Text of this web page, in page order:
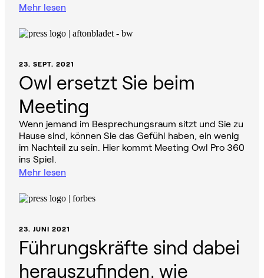
Mehr lesen
23. SEPT. 2021
Owl ersetzt Sie beim
Meeting
Wenn jemand im Besprechungsraum sitzt und Sie zu
Hause sind, können Sie das Gefühl haben, ein wenig
im Nachteil zu sein. Hier kommt Meeting Owl Pro 360
ins Spiel.
Mehr lesen
23. JUNI 2021
Führungskräfte sind dabei
herauszufinden, wie